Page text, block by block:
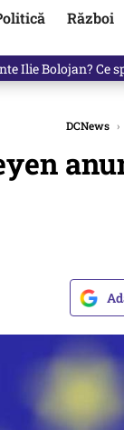
Război
Ilie Bolojan?
DCNews ›